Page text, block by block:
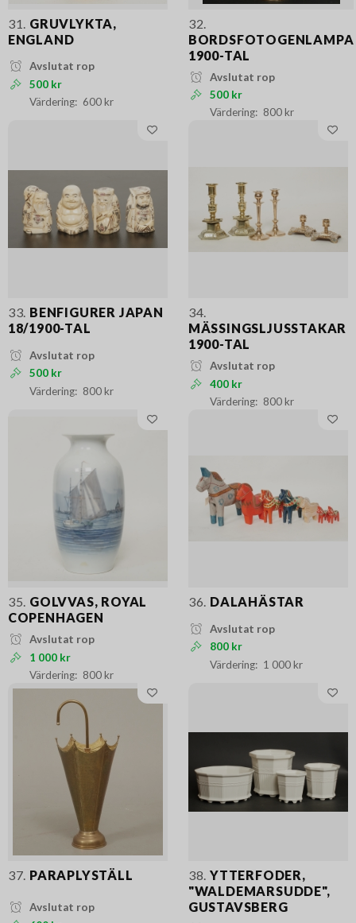
31.
GRUVLYKTA,
ENGLAND
Avslutat rop
500 kr
600 kr
32.
BORDSFOTOGENLAMPA
1900-TAL
Avslutat rop
500 kr
800 kr
33. BENFIGURER JAPAN
18/1900-TAL
Avslutat rop
500 kr
800 kr
34.
MÄSSINGSLJUSSTAKAR
1900-TAL
Avslutat rop
400 kr
800 kr
35. GOLVVAS, ROYAL
COPENHAGEN
Avslutat rop
1 000 kr
800 kr
36. DALAHÄSTAR
Avslutat rop
800 kr
1 000 kr
37. PARAPLYSTÄLL
Avslutat rop
38. YTTERFODER,
"WALDEMARSUDDE",
GUSTAVSBERG